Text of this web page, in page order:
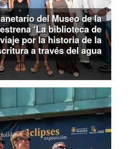
del Museo de la
‘La biblioteca de
por la historia de la
a través del agua